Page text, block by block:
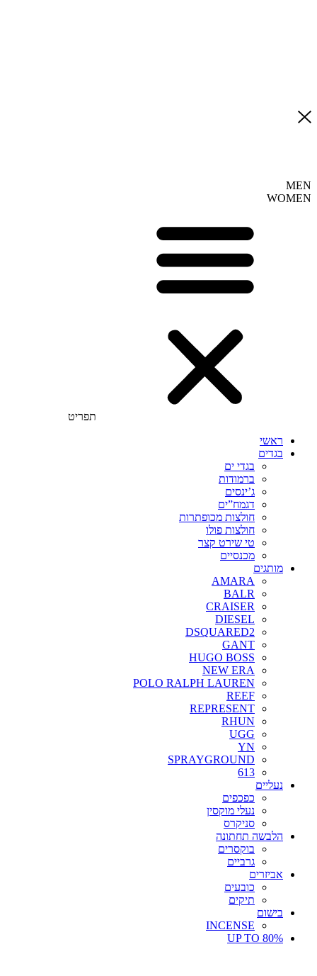
MEN
WOMEN
תפריט
ראשי
בגדים
בגדי ים
ברמודות
ג’ינסים
דגמח”ים
חולצות מכופתרות
חולצות פולו
טי שירט קצר
מכנסיים
מותגים
AMARA
BALR
CRAISER
DIESEL
DSQUARED2
GANT
HUGO BOSS
NEW ERA
POLO RALPH LAUREN
REEF
REPRESENT
RHUN
UGG
YN
SPRAYGROUND
613
נעליים
כפכפים
נעלי מוקסין
סניקרס
הלבשה תחתונה
בוקסרים
גרביים
אביזרים
כובעים
תיקים
בישום
INCENSE
UP TO 80%